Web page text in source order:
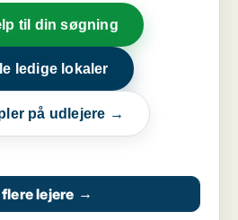
til din søgning
ledige lokaler
på udlejere →
lejere →